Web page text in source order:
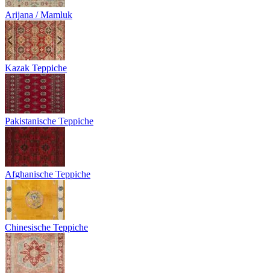
Arijana / Mamluk
Kazak Teppiche
Pakistanische Teppiche
Afghanische Teppiche
Chinesische Teppiche